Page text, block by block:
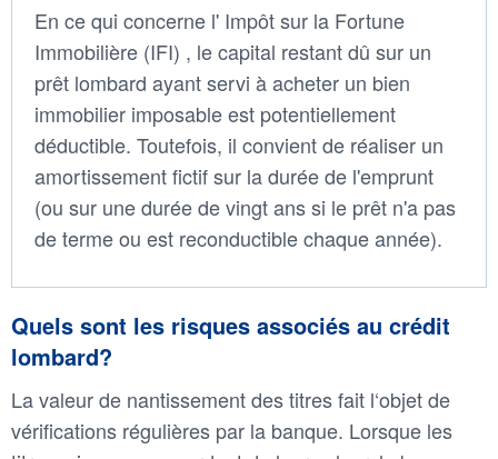
En ce qui concerne l' Impôt sur la Fortune
Immobilière (IFI) , le capital restant dû sur un
prêt lombard ayant servi à acheter un bien
immobilier imposable est potentiellement
déductible. Toutefois, il convient de réaliser un
amortissement fictif sur la durée de l'emprunt
(ou sur une durée de vingt ans si le prêt n'a pas
de terme ou est reconductible chaque année).
Quels sont les risques associés au crédit
lombard?
La valeur de nantissement des titres fait l‘objet de
vérifications régulières par la banque. Lorsque les